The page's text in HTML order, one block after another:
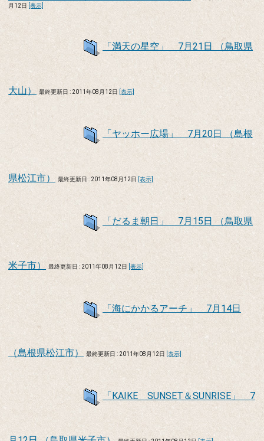
月12日 [表示]
「満天の星空」 7月21日 （鳥取県
大山） 最終更新日 : 2011年08月12日 [表示]
「ヤッホー広場」 7月20日 （島根
県松江市） 最終更新日 : 2011年08月12日 [表示]
「だるま朝日」 7月15日 （鳥取県
米子市） 最終更新日 : 2011年08月12日 [表示]
「海にかかるアーチ」 7月14日
（島根県松江市） 最終更新日 : 2011年08月12日 [表示]
「KAIKE SUNSET＆SUNRISE」 7